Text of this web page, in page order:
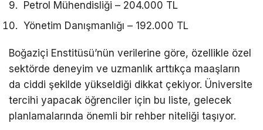
Petrol Mühendisliği – 204.000 TL
Yönetim Danışmanlığı – 192.000 TL
Boğaziçi Enstitüsü’nün verilerine göre, özellikle özel
sektörde deneyim ve uzmanlık arttıkça maaşların
da ciddi şekilde yükseldiği dikkat çekiyor. Üniversite
tercihi yapacak öğrenciler için bu liste, gelecek
planlamalarında önemli bir rehber niteliği taşıyor.